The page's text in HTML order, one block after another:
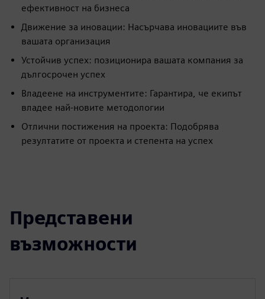
ефективност на бизнеса
Движение за иновации: Насърчава иновациите във
вашата организация
Устойчив успех: позиционира вашата компания за
дългосрочен успех
Владеене на инструментите: Гарантира, че екипът
владее най-новите методологии
Отлични постижения на проекта: Подобрява
резултатите от проекта и степента на успех
Представени
възможности